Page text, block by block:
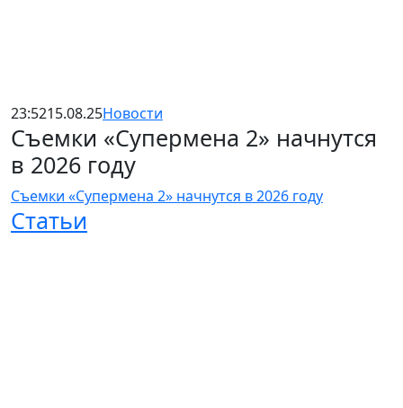
23:5215.08.25Новости
Съемки «Супермена 2» начнутся
в 2026 году
Съемки «Супермена 2» начнутся в 2026 году
Статьи